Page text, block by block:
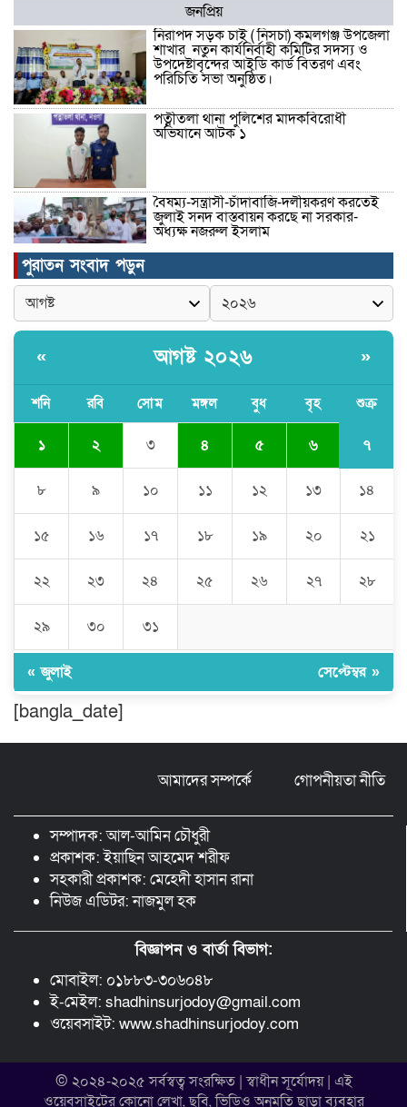
জনপ্রিয়
নিরাপদ সড়ক চাই ( নিসচা) কমলগঞ্জ উপজেলা
শাখার নতুন কার্যনির্বাহী কমিটির সদস্য ও
উপদেষ্টাবৃন্দের আইডি কার্ড বিতরণ এবং
পরিচিতি সভা অনুষ্ঠিত।
পত্নীতলা থানা পুলিশের মাদকবিরোধী
অভিযানে আটক ১
বৈষম্য-সন্ত্রাসী-চাঁদাবাজি-দলীয়করণ করতেই
জুলাই সনদ বাস্তবায়ন করছে না সরকার-
অধ্যক্ষ নজরুল ইসলাম
ঠাকুরগাঁওয়ে ইজিবাইক চোরচক্রের ৩ সদস্য
গ্রেপ্তার, বিপুল পরিমাণ যন্ত্রাংশ উদ্ধার ‎
মুন্সীগঞ্জের টংগীবাড়ীতে ৭ ফুট ৬ ইঞ্চি উচ্চতার
ঘণ্টার পর ঘণ্টা বিদ্যুৎহীন মৌলভীবাজার:
অতিরিক্ত বিলে দিশেহারা গ্রাহক, তীব্র ক্ষোভ
বিশ্বনাথে ‘প্রবাসী ওয়েলফেয়ার
গ্রেফতার ১ সিল-স্টাম্প প্যাড জব্দ।
ফেন্সিডিল ও ৩২ হাজার টাকা উদ্ধার, আটক ১
মাদকবিরোধী ক্যাম্পেইন
পুরাতন সংবাদ পড়ুন
« আগষ্ট ২০২৬ »
শনি রবি সোম মঙ্গল বুধ বৃহ শুক্র
১ ২ ৩ ৪ ৫ ৬ ৭
৮ ৯ ১০ ১১ ১২ ১৩ ১৪
১৫ ১৬ ১৭ ১৮ ১৯ ২০ ২১
২২ ২৩ ২৪ ২৫ ২৬ ২৭ ২৮
২৯ ৩০ ৩১
« জুলাই সেপ্টেম্বর »
[bangla_date]
আমাদের সম্পর্কে গোপনীয়তা নীতি
সম্পাদক: আল-আমিন চৌধুরী
প্রকাশক: ইয়াছিন আহমেদ শরীফ
সহকারী প্রকাশক: মেহেদী হাসান রানা
নিউজ এডিটর: নাজমুল হক
বিজ্ঞাপন ও বার্তা বিভাগ:
মোবাইল: ০১৮৮৩-৩০৬০৪৮
ই-মেইল: shadhinsurjodoy@gmail.com
ওয়েবসাইট: www.shadhinsurjodoy.com
© ২০২৪-২০২৫ সর্বস্বত্ব সংরক্ষিত | স্বাধীন সূর্যোদয় | এই
ওয়েবসাইটের কোনো লেখা, ছবি, ভিডিও অনুমতি ছাড়া ব্যবহার